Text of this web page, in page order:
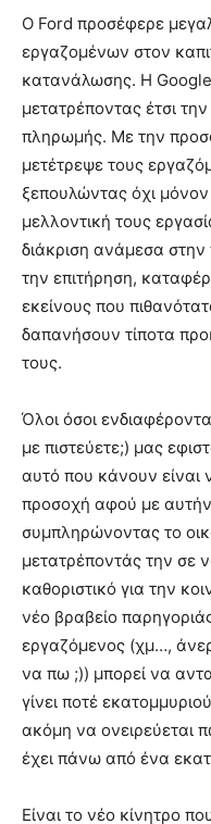
Ο Ford προσέφερε
εργαζομένων στον
κατανάλωσης. Η
μετατρέποντας έτσι
πληρωμής. Με την
μετέτρεψε τους
ξεπουλώντας όχι
μελλοντική τους
διάκριση ανάμεσα
την επιτήρηση,
εκείνους που
δαπανήσουν τίποτα
τους.
Όλοι όσοι
με πιστεύετε;) μας
αυτό που κάνουν είναι
προσοχή αφού με
συμπληρώνοντας το
μετατρέποντάς την σε
καθοριστικό για την
νέο βραβείο
εργαζόμενος (χμ…,
να πω ;)) μπορεί να
γίνει ποτέ
ακόμη να ονειρεύεται
έχει πάνω από ένα
Είναι το νέο κίνητρο